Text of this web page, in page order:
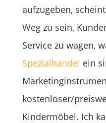
aufzugeben,
Weg zu sein,
Service zu wagen,
Spezialhandel ein
kostenloser/
Kindermöbel. Ich